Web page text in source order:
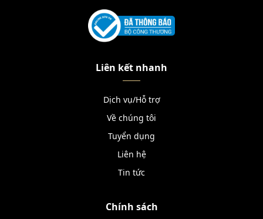
Liên kết nhanh
Dịch vụ/Hỗ trợ
Về chúng tôi
Tuyển dụng
Liên hệ
Tin tức
Chính sách